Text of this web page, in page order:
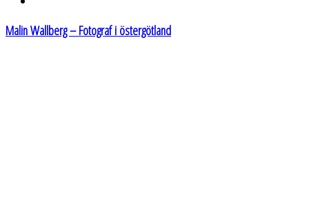
Malin Wallberg – Fotograf i östergötland